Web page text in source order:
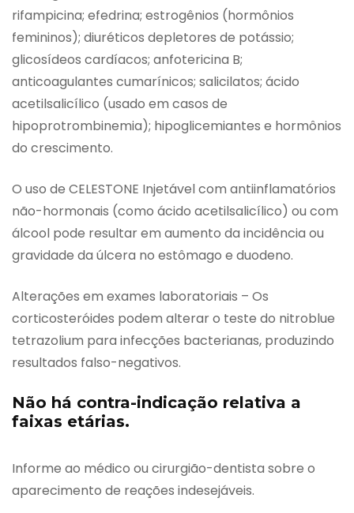
rifampicina; efedrina; estrogênios (hormônios
femininos); diuréticos depletores de potássio;
glicosídeos cardíacos; anfotericina B;
anticoagulantes cumarínicos; salicilatos; ácido
acetilsalicílico (usado em casos de
hipoprotrombinemia); hipoglicemiantes e hormônios
do crescimento.
O uso de CELESTONE Injetável com antiinflamatórios
não-hormonais (como ácido acetilsalicílico) ou com
álcool pode resultar em aumento da incidência ou
gravidade da úlcera no estômago e duodeno.
Alterações em exames laboratoriais – Os
corticosteróides podem alterar o teste do nitroblue
tetrazolium para infecções bacterianas, produzindo
resultados falso-negativos.
Não há contra-indicação relativa a
faixas etárias.
Informe ao médico ou cirurgião-dentista sobre o
aparecimento de reações indesejáveis.